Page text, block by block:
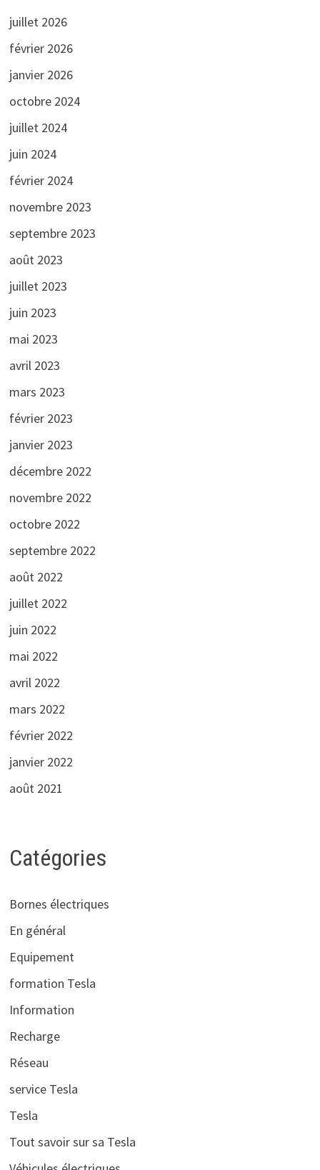
juillet 2026
février 2026
janvier 2026
octobre 2024
juillet 2024
juin 2024
février 2024
novembre 2023
septembre 2023
août 2023
juillet 2023
juin 2023
mai 2023
avril 2023
mars 2023
février 2023
janvier 2023
décembre 2022
novembre 2022
octobre 2022
septembre 2022
août 2022
juillet 2022
juin 2022
mai 2022
avril 2022
mars 2022
février 2022
janvier 2022
août 2021
Catégories
Bornes électriques
En général
Equipement
formation Tesla
Information
Recharge
Réseau
service Tesla
Tesla
Tout savoir sur sa Tesla